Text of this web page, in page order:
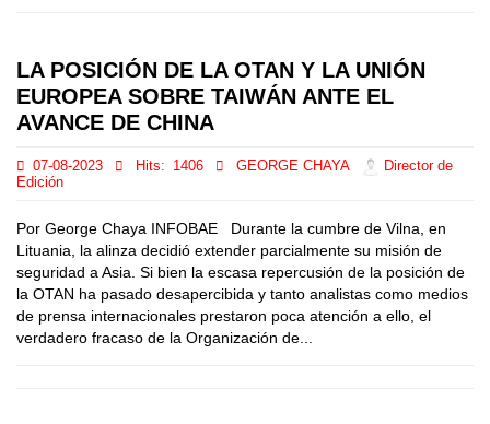
LA POSICIÓN DE LA OTAN Y LA UNIÓN
EUROPEA SOBRE TAIWÁN ANTE EL
AVANCE DE CHINA
07-08-2023 Hits: 1406 GEORGE CHAYA
Director de
Edición
Por George Chaya INFOBAE Durante la cumbre de Vilna, en
Lituania, la alinza decidió extender parcialmente su misión de
seguridad a Asia. Si bien la escasa repercusión de la posición de
la OTAN ha pasado desapercibida y tanto analistas como medios
de prensa internacionales prestaron poca atención a ello, el
verdadero fracaso de la Organización de...